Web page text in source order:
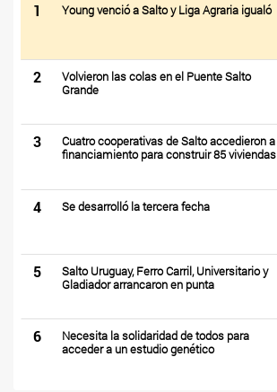
1
Young venció a Salto y Liga Agraria igualó
2
Volvieron las colas en el Puente Salto
Grande
3
Cuatro cooperativas de Salto accedieron a
financiamiento para construir 85 viviendas
4 Se desarrolló la tercera fecha
5
Salto Uruguay, Ferro Carril, Universitario y
Gladiador arrancaron en punta
6
Necesita la solidaridad de todos para
acceder a un estudio genético